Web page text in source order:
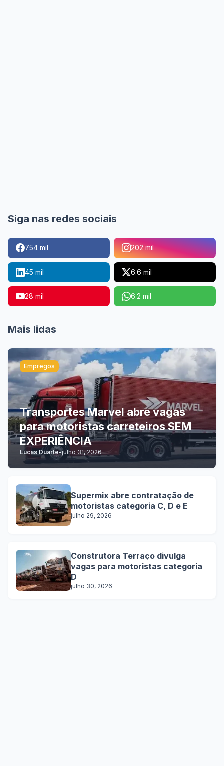
Siga nas redes sociais
754 mil 202 mil
45 mil 6.6 mil
28 mil 6.2 mil
Mais lidas
Empregos
Transportes Marvel abre vagas
para motoristas carreteiros SEM
EXPERIÊNCIA
Lucas Duarte-julho 31, 2026
Supermix abre contratação de
motoristas categoria C, D e E
julho 29, 2026
Construtora Terraço divulga
vagas para motoristas categoria
D
julho 30, 2026